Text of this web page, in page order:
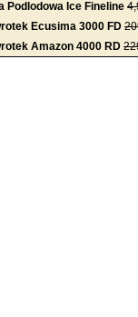
Podlodowa Ice Fineline
Ecusima 3000 FD
Amazon 4000 RD